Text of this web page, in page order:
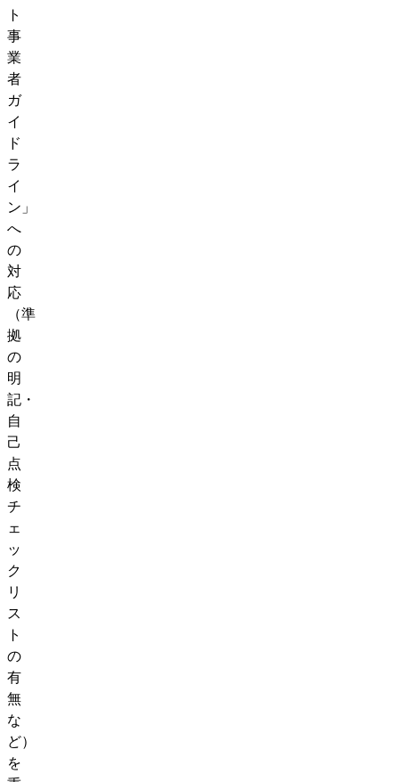
ト
事
業
者
ガ
イ
ド
ラ
イ
ン」
へ
の
対
応
（準
拠
の
明
記・
自
己
点
検
チ
ェ
ッ
ク
リ
ス
ト
の
有
無
な
ど）
を